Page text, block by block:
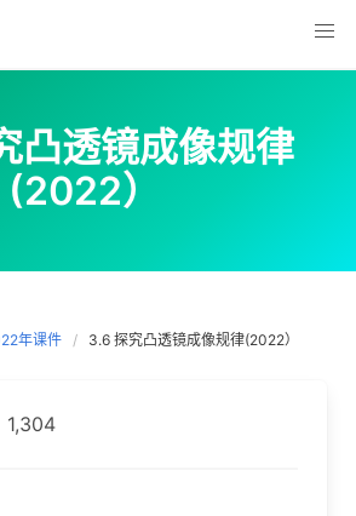
凸透镜成像规律
(2022）
年课件 3.6 探究凸透镜成像规律(2022）
1,304